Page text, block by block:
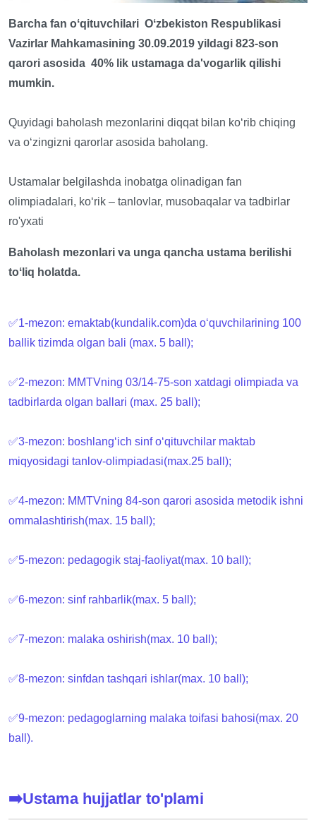
Barcha fan oʻqituvchilari Oʻzbekiston Respublikasi
Vazirlar Mahkamasining 30.09.2019 yildagi 823-son
qarori asosida 40% lik ustamaga da'vogarlik qilishi
mumkin.
Quyidagi baholash mezonlarini diqqat bilan koʻrib chiqing
va oʻzingizni qarorlar asosida baholang.
Ustamalar belgilashda inobatga olinadigan fan
olimpiadalari, ko‘rik – tanlovlar, musobaqalar va tadbirlar
ro'yxati
Baholash mezonlari va unga qancha ustama berilishi
toʻliq holatda.
✅1-mezon: emaktab(kundalik.com)da oʻquvchilarining 100
ballik tizimda olgan bali (max. 5 ball);
✅2-mezon: MMTVning 03/14-75-son xatdagi olimpiada va
tadbirlarda olgan ballari (max. 25 ball);
✅3-mezon: boshlangʻich sinf oʻqituvchilar maktab
miqyosidagi tanlov-olimpiadasi(max.25 ball);
✅4-mezon: MMTVning 84-son qarori asosida metodik ishni
ommalashtirish(max. 15 ball);
✅5-mezon: pedagogik staj-faoliyat(max. 10 ball);
✅6-mezon: sinf rahbarlik(max. 5 ball);
✅7-mezon: malaka oshirish(max. 10 ball);
✅8-mezon: sinfdan tashqari ishlar(max. 10 ball);
✅9-mezon: pedagoglarning malaka toifasi bahosi(max. 20
ball).
➡️Ustama hujjatlar to'plami